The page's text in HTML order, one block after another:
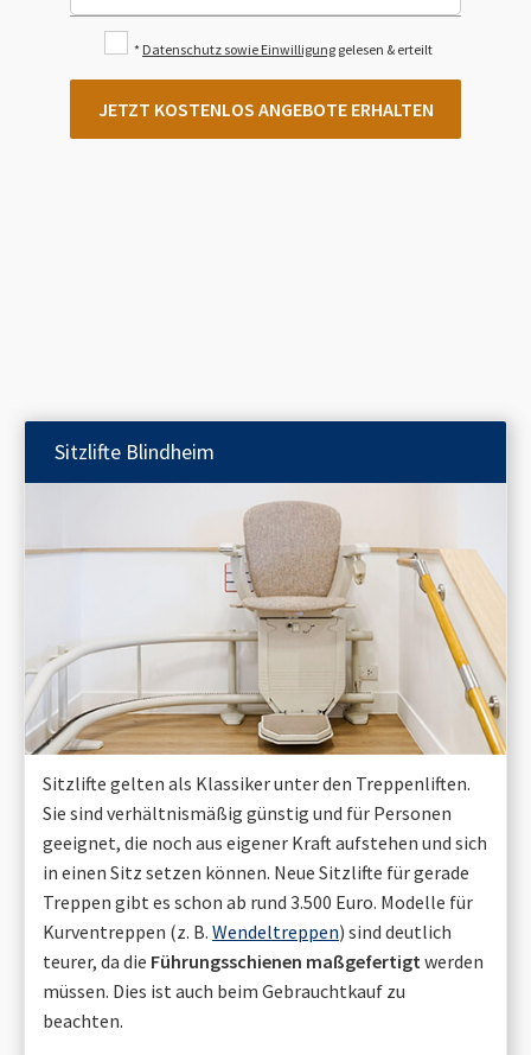
* Datenschutz sowie Einwilligung gelesen & erteilt
JETZT KOSTENLOS ANGEBOTE ERHALTEN
Sitzlifte Blindheim
Sitzlifte gelten als Klassiker unter den Treppenliften.
Sie sind verhältnismäßig günstig und für Personen
geeignet, die noch aus eigener Kraft aufstehen und sich
in einen Sitz setzen können. Neue Sitzlifte für gerade
Treppen gibt es schon ab rund 3.500 Euro. Modelle für
Kurventreppen (z. B. Wendeltreppen) sind deutlich
teurer, da die Führungsschienen maßgefertigt werden
müssen. Dies ist auch beim Gebrauchtkauf zu
beachten.